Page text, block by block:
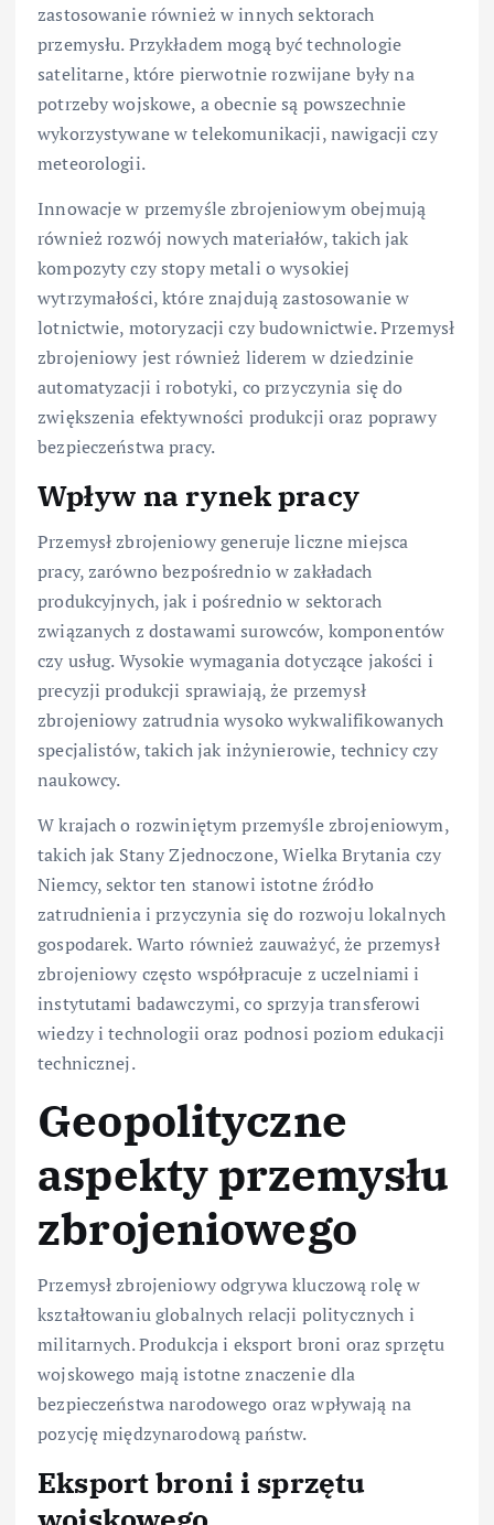
zastosowanie również w innych sektorach
przemysłu. Przykładem mogą być technologie
satelitarne, które pierwotnie rozwijane były na
potrzeby wojskowe, a obecnie są powszechnie
wykorzystywane w telekomunikacji, nawigacji czy
meteorologii.
Innowacje w przemyśle zbrojeniowym obejmują
również rozwój nowych materiałów, takich jak
kompozyty czy stopy metali o wysokiej
wytrzymałości, które znajdują zastosowanie w
lotnictwie, motoryzacji czy budownictwie. Przemysł
zbrojeniowy jest również liderem w dziedzinie
automatyzacji i robotyki, co przyczynia się do
zwiększenia efektywności produkcji oraz poprawy
bezpieczeństwa pracy.
Wpływ na rynek pracy
Przemysł zbrojeniowy generuje liczne miejsca
pracy, zarówno bezpośrednio w zakładach
produkcyjnych, jak i pośrednio w sektorach
związanych z dostawami surowców, komponentów
czy usług. Wysokie wymagania dotyczące jakości i
precyzji produkcji sprawiają, że przemysł
zbrojeniowy zatrudnia wysoko wykwalifikowanych
specjalistów, takich jak inżynierowie, technicy czy
naukowcy.
W krajach o rozwiniętym przemyśle zbrojeniowym,
takich jak Stany Zjednoczone, Wielka Brytania czy
Niemcy, sektor ten stanowi istotne źródło
zatrudnienia i przyczynia się do rozwoju lokalnych
gospodarek. Warto również zauważyć, że przemysł
zbrojeniowy często współpracuje z uczelniami i
instytutami badawczymi, co sprzyja transferowi
wiedzy i technologii oraz podnosi poziom edukacji
technicznej.
Geopolityczne
aspekty przemysłu
zbrojeniowego
Przemysł zbrojeniowy odgrywa kluczową rolę w
kształtowaniu globalnych relacji politycznych i
militarnych. Produkcja i eksport broni oraz sprzętu
wojskowego mają istotne znaczenie dla
bezpieczeństwa narodowego oraz wpływają na
pozycję międzynarodową państw.
Eksport broni i sprzętu